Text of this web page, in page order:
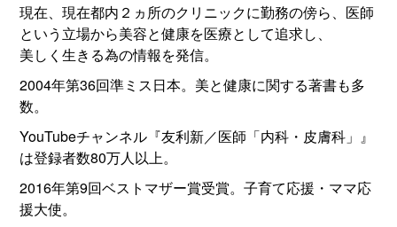
現在、現在都内２ヵ所のクリニックに勤務の傍ら、医師
という立場から美容と健康を医療として追求し、
美しく生きる為の情報を発信。
2004年第36回準ミス日本。美と健康に関する著書も多
数。
YouTubeチャンネル『友利新／医師「内科・皮膚科」』
は登録者数80万人以上。
2016年第9回ベストマザー賞受賞。子育て応援・ママ応
援大使。